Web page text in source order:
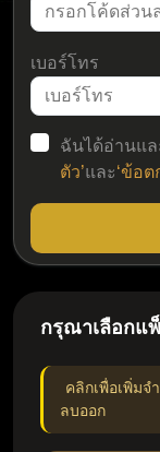
เบอร์โทร
ฉันได้อ่านแ
ตัว’และ‘ข้อต
กรุณาเลือกแ
คลิกเพื่อเพิ่ม
ลบออก